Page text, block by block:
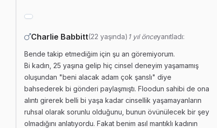
Charlie Babbitt(22 yaşında) 1 yıl önceyanıtladı:
Bende takip etmediğim için şu an göremiyorum.
Bi kadın, 25 yaşına gelip hiç cinsel deneyim yaşamamış
oluşundan "beni alacak adam çok şanslı" diye
bahsederek bi gönderi paylaşmıştı. Floodun sahibi de ona
alıntı girerek belli bi yaşa kadar cinsellik yaşamayanların
ruhsal olarak sorunlu olduğunu, bunun övünülecek bir şey
olmadığını anlatıyordu. Fakat benim asıl mantıklı kadının